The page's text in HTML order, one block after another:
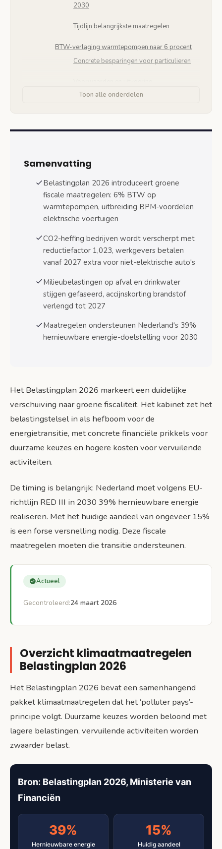
2030
Tijdlijn belangrijkste maatregelen
BTW-verlaging warmtepompen naar 6 procent
Concrete besparingen voor particulieren
Sectorale impact
Compensatiemogelijkheden
Mobiliteitsmaatregelen en voertuigbelasting
Uitbreiding BPM-korting emissievrije
voertuigen
Werkgeversbelasting niet-elektrische
auto’s vanaf 2027
2027
Verhoogde milieubelastingen water en afval
Afvalverwerkingsbelasting vanaf 2030
Voor bedrijven
Veelgestelde vragen
Conclusie en vooruitblik
Toon alle onderdelen
Samenvatting
Belastingplan 2026 introduceert groene
fiscale maatregelen: 6% BTW op
warmtepompen, uitbreiding BPM-voordelen
elektrische voertuigen
CO2-heffing bedrijven wordt verscherpt met
reductiefactor 1,023, werkgevers betalen
vanaf 2027 extra voor niet-elektrische auto's
Milieubelastingen op afval en drinkwater
stijgen gefaseerd, accijnskorting brandstof
verlengd tot 2027
Maatregelen ondersteunen Nederland's 39%
hernieuwbare energie-doelstelling voor 2030
Het Belastingplan 2026 markeert een duidelijke
verschuiving naar groene fiscaliteit. Het kabinet zet het
belastingstelsel in als hefboom voor de
energietransitie, met concrete financiële prikkels voor
duurzame keuzes en hogere kosten voor vervuilende
activiteiten.
De timing is belangrijk: Nederland moet volgens EU-
richtlijn RED III in 2030 39% hernieuwbare energie
realiseren. Met het huidige aandeel van ongeveer 15%
is een forse versnelling nodig. Deze fiscale
maatregelen moeten die transitie ondersteunen.
Actueel
Gecontroleerd:24 maart 2026
Overzicht klimaatmaatregelen
Belastingplan 2026
Het Belastingplan 2026 bevat een samenhangend
pakket klimaatmaatregelen dat het ‘polluter pays’-
principe volgt. Duurzame keuzes worden beloond met
lagere belastingen, vervuilende activiteiten worden
zwaarder belast.
Bron: Belastingplan 2026, Ministerie van
Financiën
39%
Hernieuwbare energie
15%
Huidig aandeel